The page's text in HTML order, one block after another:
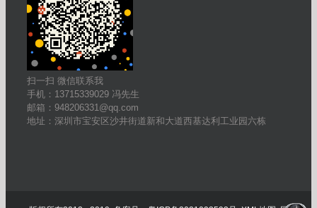
扫一扫 微信联系我
手机：13715339029 冯先生
邮箱：948206331@qq.com
地址：深圳市宝安区沙井街道新和大道西基达利工业园六栋